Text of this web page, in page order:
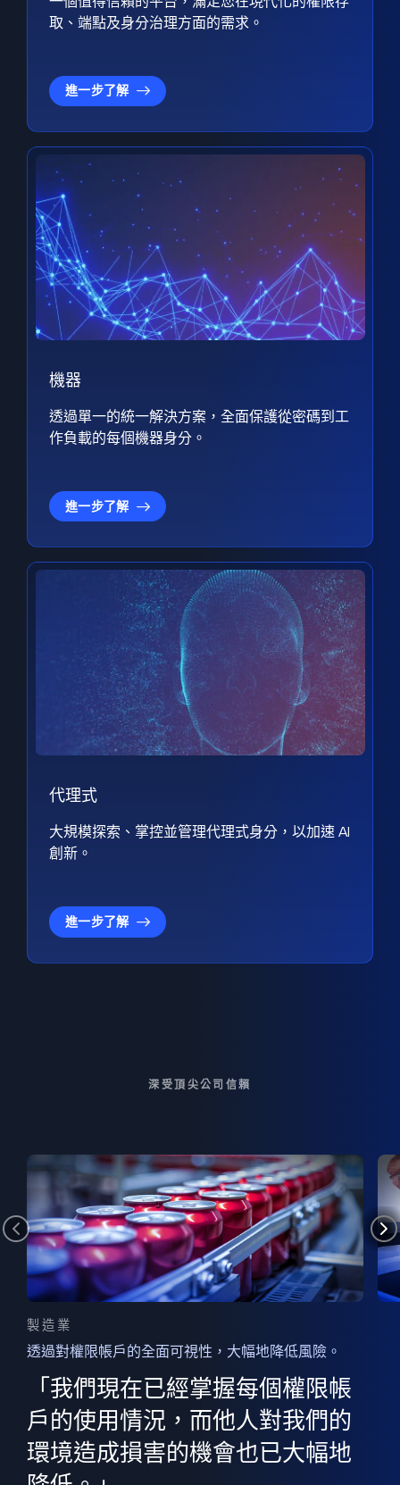
取、端點及身分治理方面的需求。
進一步了解
機器
透過單一的統一解決方案，全面保護從密碼到工
作負載的每個機器身分。
進一步了解
代理式
大規模探索、掌控並管理代理式身分，以加速 AI
創新。
進一步了解
深受頂尖公司信賴
製造業
透過對權限帳戶的全面可視性，大幅地降低風險。
「我們現在已經掌握每個權限帳
戶的使用情況，而他人對我們的
環境造成損害的機會也已大幅地